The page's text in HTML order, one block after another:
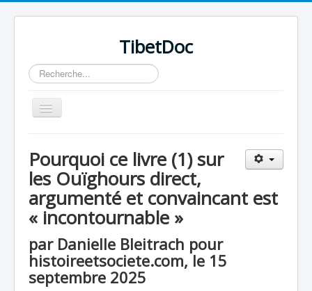
TibetDoc
Rechercher
Basculer
la
≡
Pourquoi ce livre (1) sur
les Ouïghours direct,
argumenté et convaincant est
« incontournable »
par Danielle Bleitrach pour
histoireetsociete.com, le 15
septembre 2025